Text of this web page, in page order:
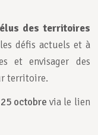
des territoires
défis actuels et à
et envisager des
territoire.
octobre via le lien